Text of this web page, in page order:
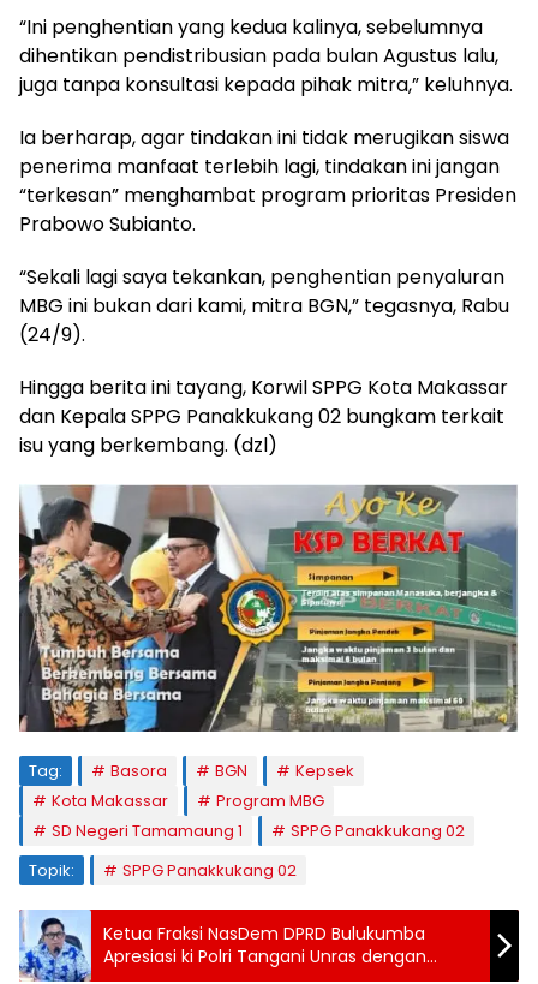
“Ini penghentian yang kedua kalinya, sebelumnya
dihentikan pendistribusian pada bulan Agustus lalu,
juga tanpa konsultasi kepada pihak mitra,” keluhnya.
Ia berharap, agar tindakan ini tidak merugikan siswa
penerima manfaat terlebih lagi, tindakan ini jangan
“terkesan” menghambat program prioritas Presiden
Prabowo Subianto.
“Sekali lagi saya tekankan, penghentian penyaluran
MBG ini bukan dari kami, mitra BGN,” tegasnya, Rabu
(24/9).
Hingga berita ini tayang, Korwil SPPG Kota Makassar
dan Kepala SPPG Panakkukang 02 bungkam terkait
isu yang berkembang. (dzl)
Tag: Basora BGN
Kepsek
Kota Makassar
Program MBG
SD Negeri Tamamaung 1
SPPG Panakkukang 02
Topik:
SPPG Panakkukang 02
Ketua Fraksi NasDem DPRD Bulukumba
Apresiasi ki Polri Tangani Unras dengan